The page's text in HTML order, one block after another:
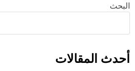
البحث
أحدث المقالات